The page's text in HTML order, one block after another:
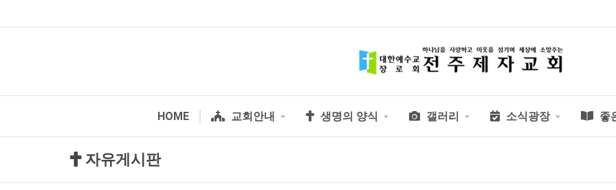
HOME 교회안내 생명의 양식 갤러리 소식광장 좋
자유게시판